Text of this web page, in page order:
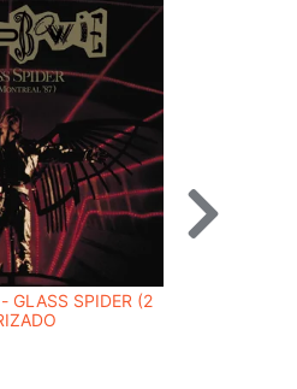
GLASS SPIDER (2